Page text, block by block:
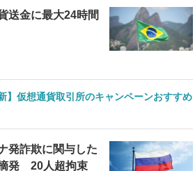
送金に最大24時間
】仮想通貨取引所のキャンペーンおすすめ
発詐欺に関与した
発 20人超拘束